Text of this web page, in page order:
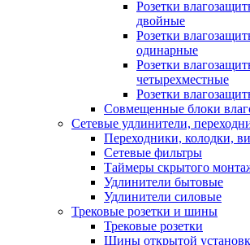
Розетки
двойные
Розетки
одинарные
Розетки
четырехместные
Розетки
Совмещенные блоки
Сетевые удлинители,
Переходники, колодки,
Сетевые фильтры
Таймеры скрытого
Удлинители бытовые
Удлинители силовые
Трековые розетки и шины
Трековые розетки
Шины открытой